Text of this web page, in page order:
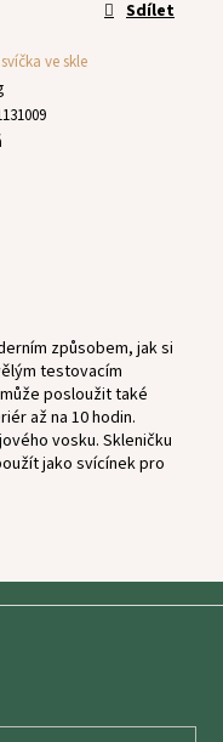
ve skle
Sdílet
způsobem, jak si
testovacím
posloužit také
až na 10 hodin.
vosku. Skleničku
jako svícínek pro